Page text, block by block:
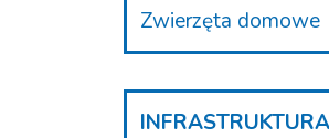
Zwierzęta domowe